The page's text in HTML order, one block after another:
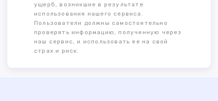
ущерб, возникшие в результате
использования нашего сервиса.
Пользователи должны самостоятельно
проверять информацию, полученную через
наш сервис, и использовать ее на свой
страх и риск.